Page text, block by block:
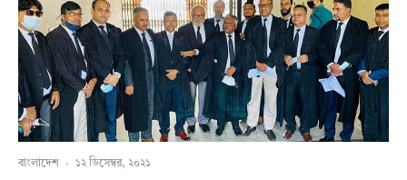
বাংলাদেশ · ১২ ডিসেম্বর, ২০২১